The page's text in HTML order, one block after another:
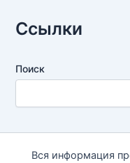
Ссылки
Поиск
Вся информация